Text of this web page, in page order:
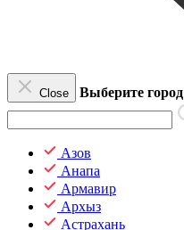
Close Выберите город
Азов
Анапа
Армавир
Архыз
Астрахань